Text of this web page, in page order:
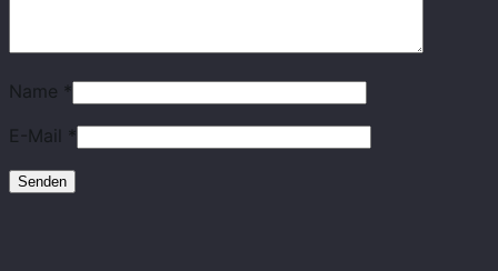
Name *
E-Mail *